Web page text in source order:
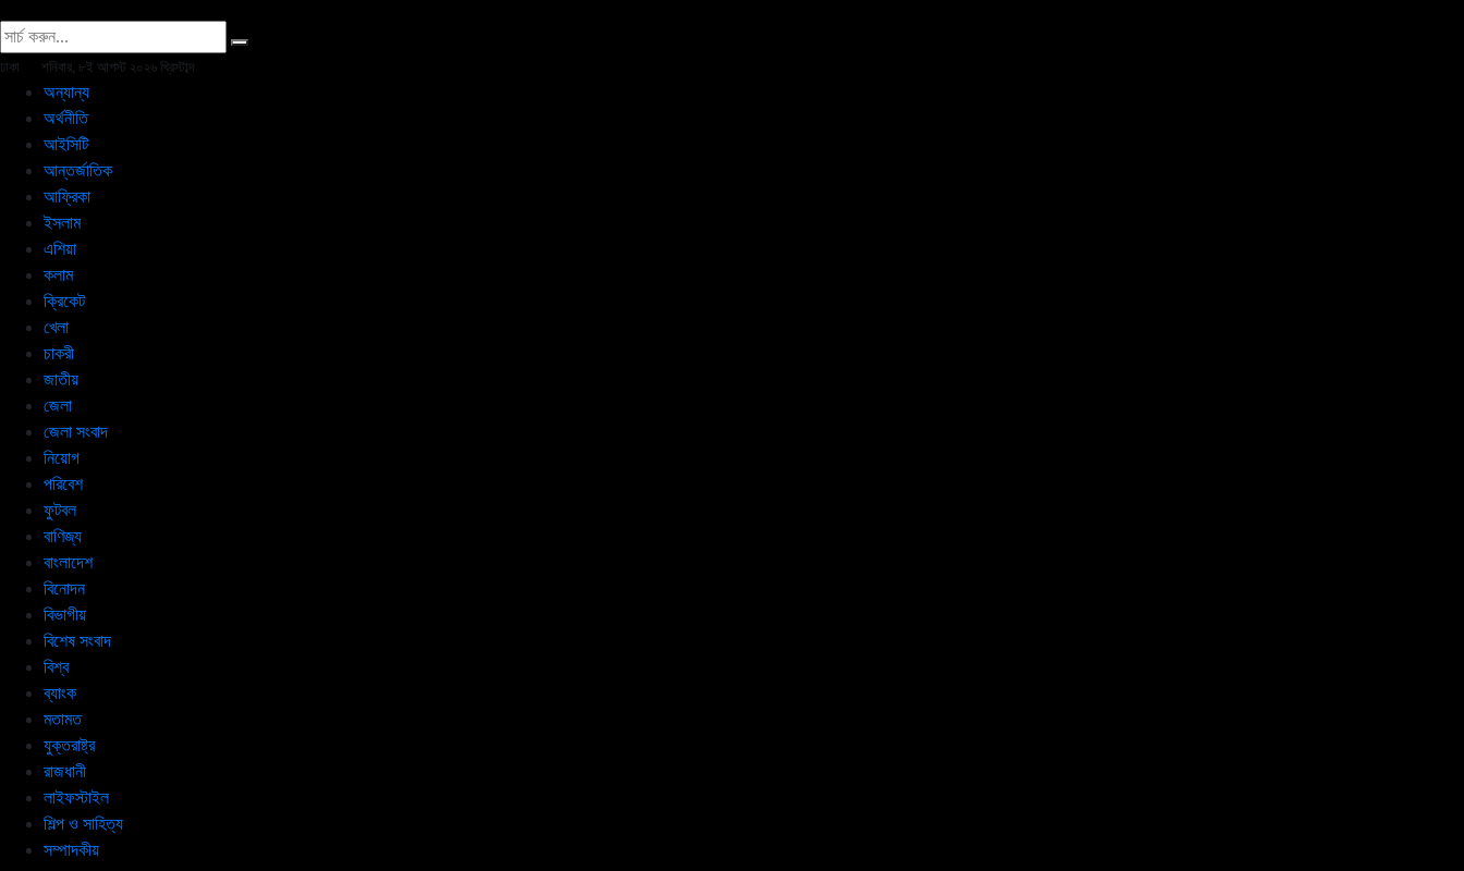
ঢাকা শনিবার, ৮ই আগস্ট ২০২৬ খ্রিস্টাব্দ
অন্যান্য
অর্থনীতি
আইসিটি
আন্তর্জাতিক
আফ্রিকা
ইসলাম
এশিয়া
কলাম
ক্রিকেট
খেলা
চাকরী
জাতীয়
জেলা
জেলা সংবাদ
নিয়োগ
পরিবেশ
ফুটবল
বাণিজ্য
বাংলাদেশ
বিনোদন
বিভাগীয়
বিশেষ সংবাদ
বিশ্ব
ব্যাংক
মতামত
যুক্তরাষ্ট্র
রাজধানী
লাইফস্টাইল
শিল্প ও সাহিত্য
সম্পাদকীয়